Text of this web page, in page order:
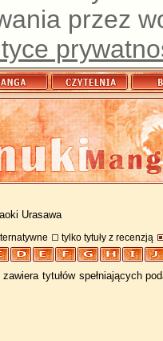
przez
Urasawa
tylko tytuły z recenzją
zawiera tytułów spełniających